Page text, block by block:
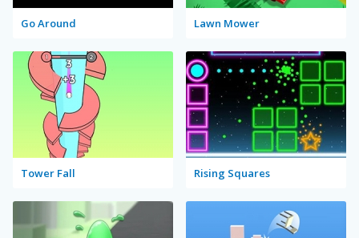
Go Around Lawn Mower
Tower Fall Rising Squares